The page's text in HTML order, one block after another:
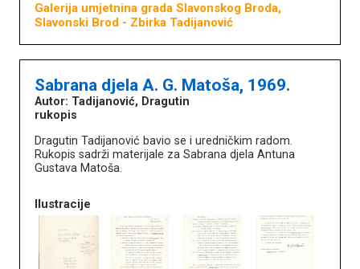
Galerija umjetnina grada Slavonskog Broda,
Slavonski Brod - Zbirka Tadijanović
Sabrana djela A. G. Matoša, 1969.
Autor: Tadijanović, Dragutin
rukopis
Dragutin Tadijanović bavio se i uredničkim radom.
Rukopis sadrži materijale za Sabrana djela Antuna
Gustava Matoša.
Ilustracije
Književna baština u muzejima
Naslovna
O portalu
Impressum
MDC